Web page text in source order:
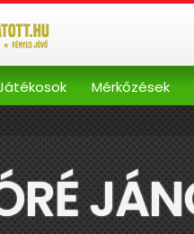
Mérkőzések